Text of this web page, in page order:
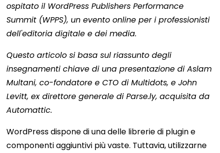
ospitato il WordPress Publishers Performance
Summit (WPPS), un evento online per i professionisti
dell'editoria digitale e dei media.
Questo articolo si basa sul riassunto degli
insegnamenti chiave di una presentazione di Aslam
Multani, co-fondatore e CTO di Multidots, e John
Levitt, ex direttore generale di Parse.ly, acquisita da
Automattic.
WordPress dispone di una delle librerie di plugin e
componenti aggiuntivi più vaste. Tuttavia, utilizzarne